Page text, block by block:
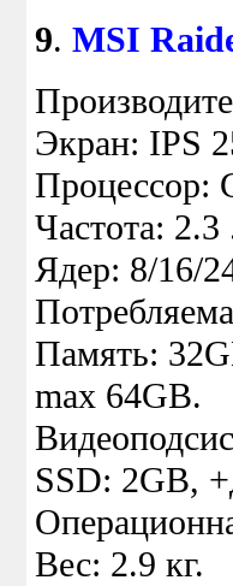
9. MSI
Экран: IPS
Процессор:
Частота:
Ядер: 8/16/
Память:
max 64GB.
SSD: 2GB,
Вес: 2.9 кг.